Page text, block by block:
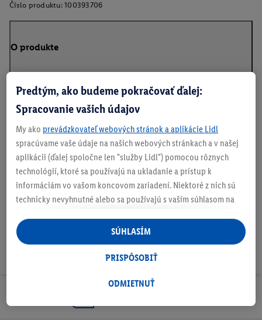
Číslo produktu: 100393706
O produkte
Informácie o batériách podľa nariadenia EÚ o
Na stiahnutie
Predtým, ako budeme pokračovať ďalej:
Spracovanie vašich údajov
My ako prevádzkovateľ webových stránok a aplikácie Lidl
spracúvame vaše údaje na našich webových stránkach a v našej
aplikácii (ďalej spoločne len "služby Lidl") pomocou rôznych
technológií, ktoré sa používajú na ukladanie a prístup k
informáciám vo vašom koncovom zariadení. Niektoré z nich sú
technicky nevyhnutné alebo sa používajú s vaším súhlasom na
personalizovanú reklamu v rámci služieb Lidl aj mimo nich. Ak
ste účastníkom programu Lidl Plus, na tieto účely sa spracúvajú
aj údaje z vášho nákupného správania v obchode.
následne si vytvoríte účet Lidl Plus alebo sa prihlásite do svojho
tiež vytvoriť špeciálny online identifikátor z e-mailovej adresy,
ODMIETNUŤ
PRISPÔSOBIŤ
SÚHLASÍM